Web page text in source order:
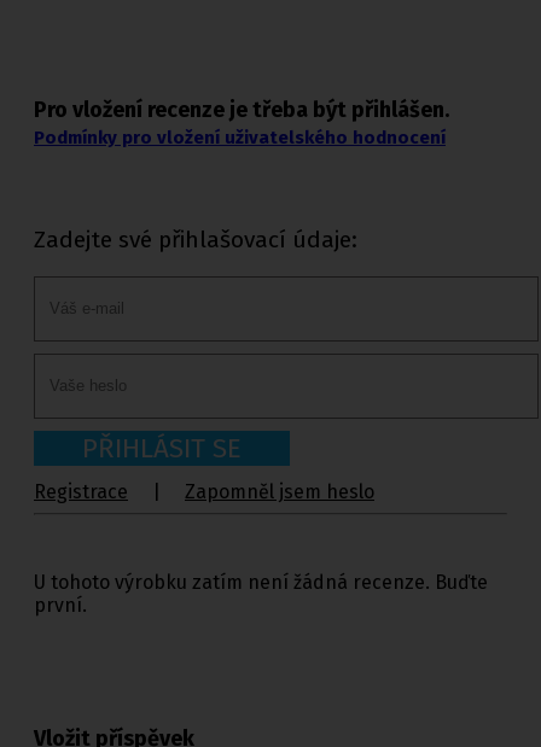
Pro vložení recenze je třeba být přihlášen.
Podmínky pro vložení uživatelského hodnocení
Zadejte své přihlašovací údaje:
PŘIHLÁSIT SE
Registrace Zapomněl jsem heslo
U tohoto výrobku zatím není žádná recenze. Buďte
první.
Vložit příspěvek